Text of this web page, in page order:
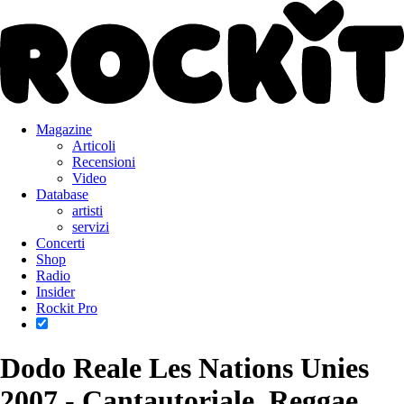
Magazine
Articoli
Recensioni
Video
Database
artisti
servizi
Concerti
Shop
Radio
Insider
Rockit Pro
Dodo Reale Les Nations Unies